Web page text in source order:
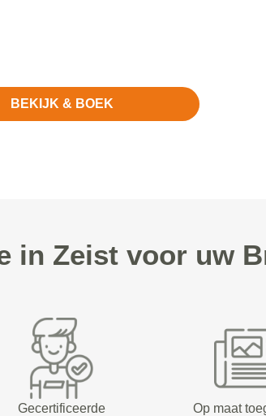
BEKIJK & BOEK
in Zeist voor uw
Gecertificeerde
Op maat